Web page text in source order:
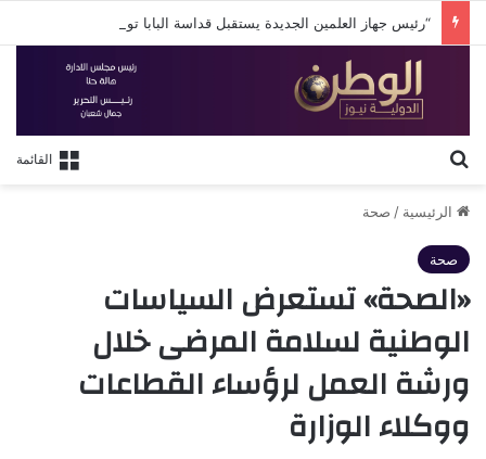
القائمة
الرئيسية / صحة
صحة
«الصحة» تستعرض السياسات
الوطنية لسلامة المرضى خلال
ورشة العمل لرؤساء القطاعات
ووكلاء الوزارة